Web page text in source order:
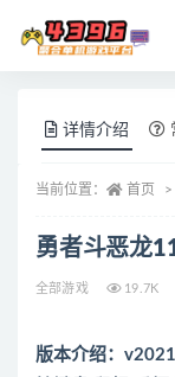
详情介绍
当前位置： 首页
勇者斗恶龙
全部游戏 19.7K
版本介绍：